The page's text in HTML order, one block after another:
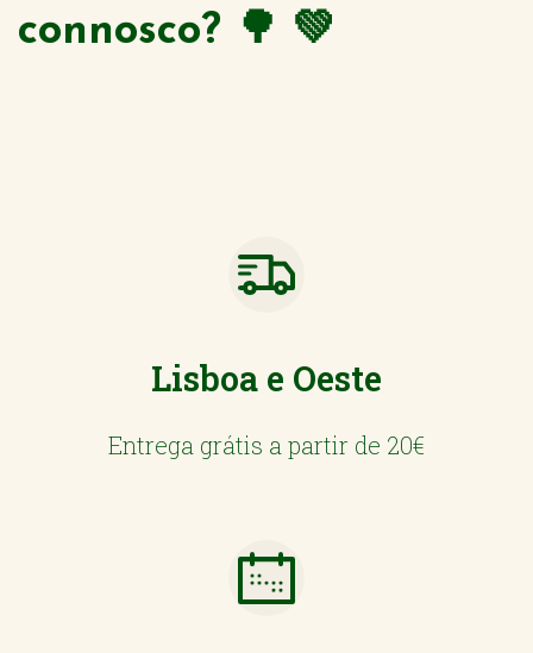
connosco? 🌳 💚
Lisboa e Oeste
Entrega grátis a partir de 20€